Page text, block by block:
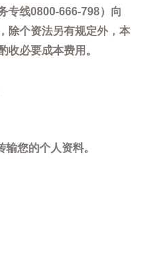
专线0800-666-798）向
除个资法另有规定外，本
收必要成本费用。
您的个人资料。